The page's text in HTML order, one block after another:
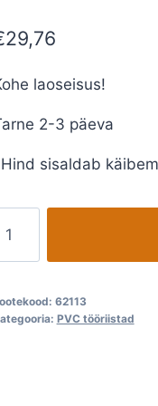
29,76
laoseisus!
2-3 päeva
sisaldab
U-
62113
PVC tööriistad